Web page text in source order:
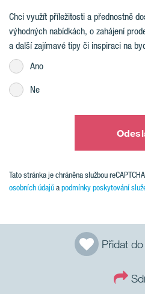
Přidat
Chci využít příležitosti a přednostně
výhodných nabídkách, o zahájení
a další zajímavé tipy či inspiraci na
Ano
Ne
Tato stránka je chráněna službou
osobních údajůapodmínky poskytování